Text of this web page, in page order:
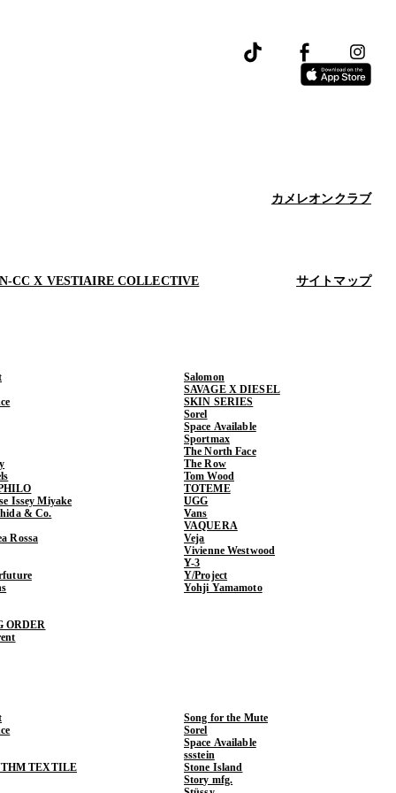
カメレオンクラブ
CC X VESTIAIRE COLLECTIVE サイトマップ
Issey Miyake
& Co.
Rossa
ORDER
Salomon
SAVAGE X DIESEL
SKIN SERIES
Sorel
Space Available
Sportmax
The North Face
The Row
Tom Wood
TOTEME
UGG
Vans
VAQUERA
Veja
Vivienne Westwood
Y-3
Y/Project
Yohji Yamamoto
TEXTILE
Song for the Mute
Sorel
Space Available
ssstein
Stone Island
Story mfg.